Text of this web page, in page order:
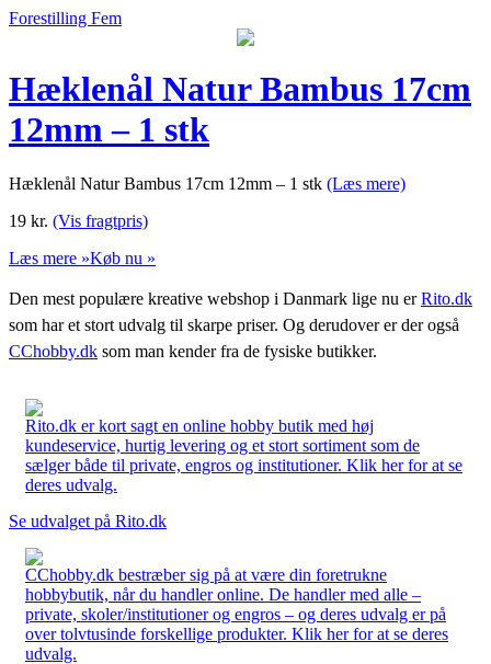
Forestilling Fem
Hæklenål Natur Bambus 17cm
12mm – 1 stk
Hæklenål Natur Bambus 17cm 12mm – 1 stk (Læs mere)
19 kr. (Vis fragtpris)
Læs mere »Køb nu »
Den mest populære kreative webshop i Danmark lige nu erRito.dk
som har et stort udvalg til skarpe priser. Og derudover er der også
CChobby.dk som man kender fra de fysiske butikker.
Rito.dk er kort sagt en online hobby butik med høj
kundeservice, hurtig levering og et stort sortiment som de
sælger både til private, engros og institutioner. Klik her for at se
deres udvalg.
Se udvalget på Rito.dk
CChobby.dk bestræber sig på at være din foretrukne
hobbybutik, når du handler online. De handler med alle –
private, skoler/institutioner og engros – og deres udvalg er på
over tolvtusinde forskellige produkter. Klik her for at se deres
udvalg.